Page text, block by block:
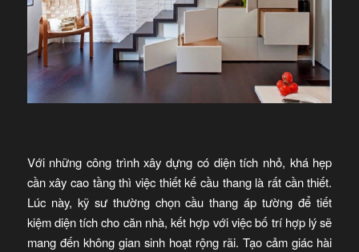
Với những công trình xây dựng có diện tích nhỏ, khá hẹp
cần xây cao tầng thì việc thiết kế cầu thang là rất cần thiết.
Lúc này, kỹ sư thường chọn cầu thang áp tường để tiết
kiệm diện tích cho căn nhà, kết hợp với việc bố trí hợp lý sẽ
mang đến không gian sinh hoạt rộng rãi. Tạo cảm giác hài